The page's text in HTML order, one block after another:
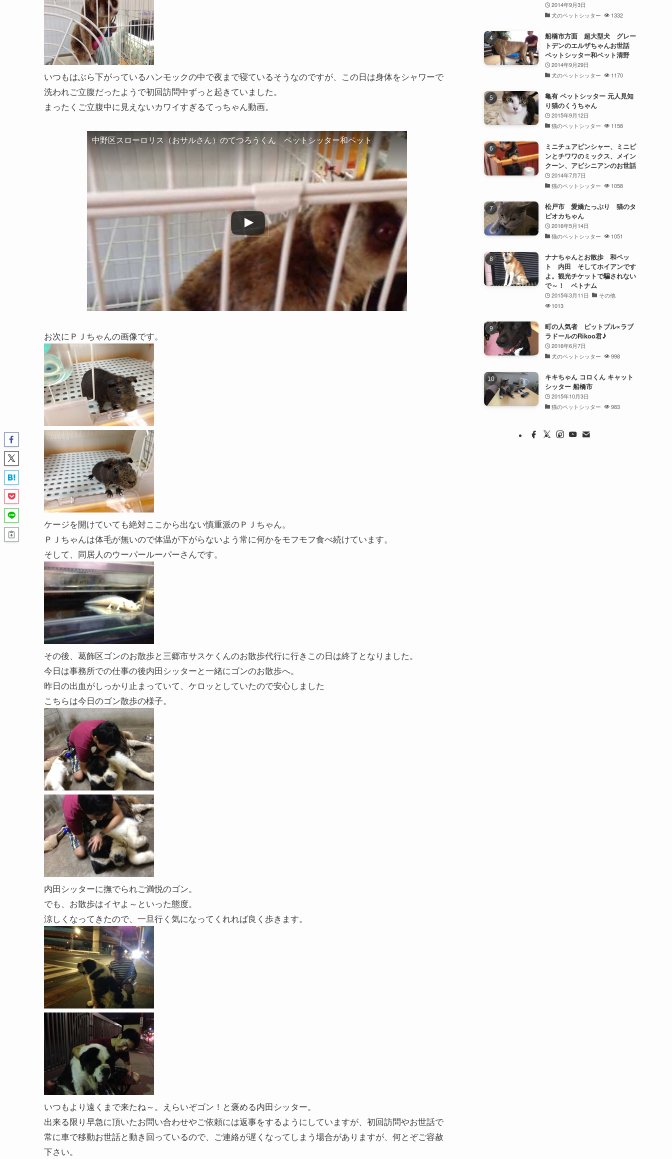
いつもはぶら下がっているハンモックの中で夜まで寝ているそうなのですが、この日は身体をシャワーで
洗われご立腹だったようで初回訪問中ずっと起きていました。
まったくご立腹中に見えないカワイすぎるてっちゃん動画。
中野区スローロリス（おサルさん）のてつろうくん ペットシッター和ペット
この動画を YouTube で視聴
お次にＰＪちゃんの画像です。
ケージを開けていても絶対ここから出ない慎重派のＰＪちゃん。
ＰＪちゃんは体毛が無いので体温が下がらないよう常に何かをモフモフ食べ続けています。
そして、同居人のウーパールーパーさんです。
その後、葛飾区ゴンのお散歩と三郷市サスケくんのお散歩代行に行きこの日は終了となりました。
今日は事務所での仕事の後内田シッターと一緒にゴンのお散歩へ。
昨日の出血がしっかり止まっていて、ケロッとしていたので安心しました
こちらは今日のゴン散歩の様子。
内田シッターに撫でられご満悦のゴン。
でも、お散歩はイヤよ～といった態度。
涼しくなってきたので、一旦行く気になってくれれば良く歩きます。
いつもより遠くまで来たね～。えらいぞゴン！と褒める内田シッター。
出来る限り早急に頂いたお問い合わせやご依頼には返事をするようにしていますが、初回訪問やお世話で
常に車で移動お世話と動き回っているので、ご連絡が遅くなってしまう場合がありますが、何とぞご容赦
下さい。
2014年9月3日
犬のペットシッター
1332
船橋市方面 超大型犬 グレー
トデンのエルザちゃんお世話
ペットシッター和ペット清野
2014年9月29日
犬のペットシッター
1170
亀有 ペットシッター 元人見知
り猫のくうちゃん
2015年9月12日
猫のペットシッター
1158
ミニチュアピンシャー、ミニピ
ンとチワワのミックス、メイン
クーン、アビシニアンのお世話
2014年7月7日
猫のペットシッター
1058
松戸市 愛嬌たっぷり 猫のタ
ピオカちゃん
2016年5月14日
猫のペットシッター
1051
ナナちゃんとお散歩 和ペッ
ト 内田 そしてホイアンです
よ。観光チケットで騙されない
で～！ ベトナム
2015年3月11日
その他
1013
町の人気者 ピットブル×ラブ
ラドールのRikoo君♪
2016年6月7日
犬のペットシッター
998
キキちゃん コロくん キャット
シッター 船橋市
2015年10月3日
猫のペットシッター
983